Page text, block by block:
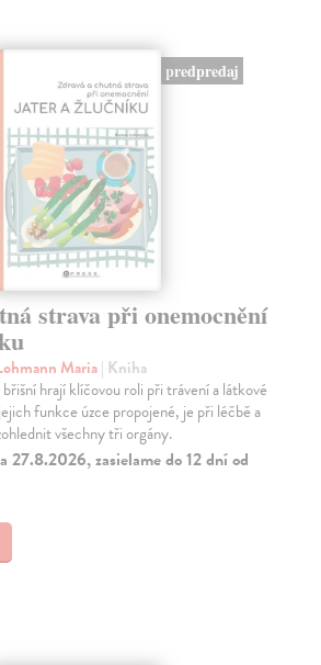
predpredaj
strava při onemocnění
Maria| Kniha
hrají klíčovou roli při trávení a látkové
funkce úzce propojené, je při léčbě a
všechny tři orgány.
27.8.2026, zasielame do 12 dní od